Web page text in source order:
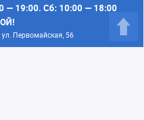
— 19:00. Сб: 10:00 — 18:00
ул. Первомайская, 56